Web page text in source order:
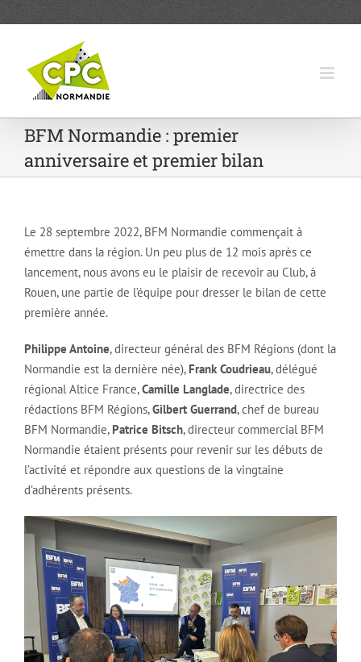
BFM Normandie : premier
anniversaire et premier bilan
Le 28 septembre 2022, BFM Normandie commençait à
émettre dans la région. Un peu plus de 12 mois après ce
lancement, nous avons eu le plaisir de recevoir au Club, à
Rouen, une partie de l’équipe pour dresser le bilan de cette
première année.
Philippe Antoine, directeur général des BFM Régions (dont la
Normandie est la dernière née), Frank Coudrieau, délégué
régional Altice France,Camille Langlade, directrice des
rédactions BFM Régions,Gilbert Guerrand, chef de bureau
BFM Normandie, Patrice Bitsch, directeur commercial BFM
Normandie étaient présents pour revenir sur les débuts de
l’activité et répondre aux questions de la vingtaine
d’adhérents présents.